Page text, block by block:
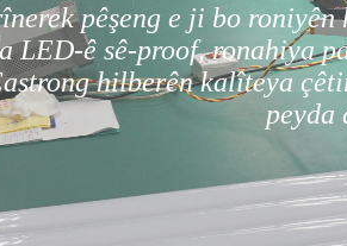
pêşeng e ji bo
LED-ê sê-proof, ronahiya
hilberên kalîteya
peyda